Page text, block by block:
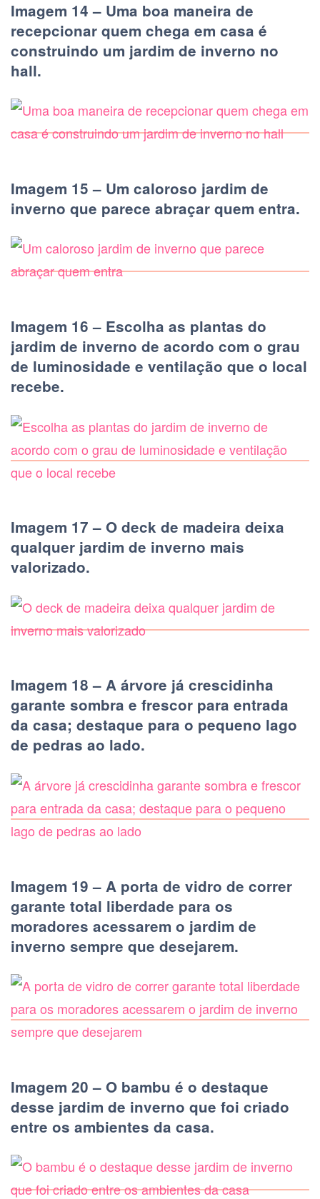
Imagem 14 – Uma boa maneira de
recepcionar quem chega em casa é
construindo um jardim de inverno no
hall.
Imagem 15 – Um caloroso jardim de
inverno que parece abraçar quem entra.
Imagem 16 – Escolha as plantas do
jardim de inverno de acordo com o grau
de luminosidade e ventilação que o local
recebe.
Imagem 17 – O deck de madeira deixa
qualquer jardim de inverno mais
valorizado.
Imagem 18 – A árvore já crescidinha
garante sombra e frescor para entrada
da casa; destaque para o pequeno lago
de pedras ao lado.
Imagem 19 – A porta de vidro de correr
garante total liberdade para os
moradores acessarem o jardim de
inverno sempre que desejarem.
Imagem 20 – O bambu é o destaque
desse jardim de inverno que foi criado
entre os ambientes da casa.